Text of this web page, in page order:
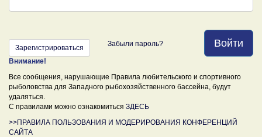
Войти
Зарегистрироваться Забыли пароль?
Внимание!
Все сообщения, нарушающие Правила любительского и спортивного
рыболовства для Западного рыбохозяйственного бассейна, будут
удаляться.
С правилами можно ознакомиться ЗДЕСЬ
>>ПРАВИЛА ПОЛЬЗОВАНИЯ И МОДЕРИРОВАНИЯ КОНФЕРЕНЦИЙ
САЙТА